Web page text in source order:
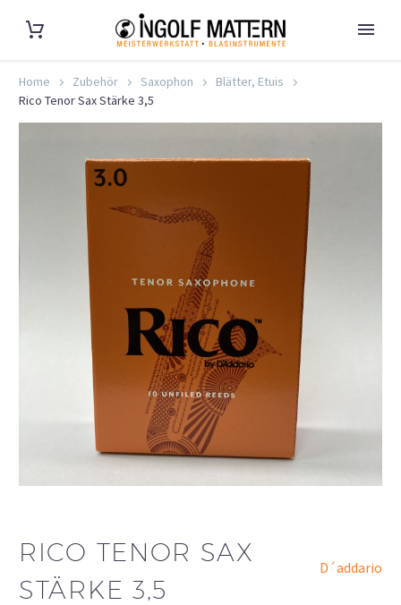
Home Zubehör Saxophon
Blätter, Etuis
Rico Tenor Sax Stärke 3,5
RICO TENOR SAX
STÄRKE 3,5
D´addario